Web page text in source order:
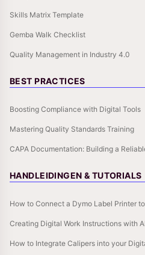
Skills Matrix Template
Gemba Walk Checklist
Quality Management in Industry 4.0
BEST PRACTICES
Boosting Compliance with Digital Tools
Mastering Quality Standards Training
CAPA Documentation: Building a
HANDLEIDINGEN & TUTORIALS
How to Connect a Dymo Label Printer
Creating Digital Work Instructions with
How to Integrate Calipers into your